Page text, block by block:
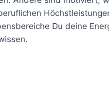
Du deine